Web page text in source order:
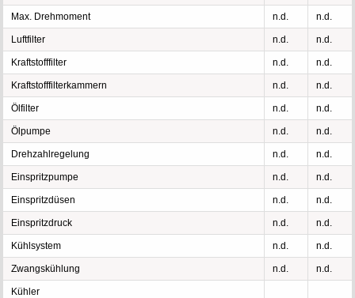
Max. Drehmoment n.d. n.d.
Luftfilter n.d. n.d.
Kraftstofffilter n.d. n.d.
Kraftstofffilterkammern n.d. n.d.
Ölfilter n.d. n.d.
Ölpumpe n.d. n.d.
Drehzahlregelung n.d. n.d.
Einspritzpumpe n.d. n.d.
Einspritzdüsen n.d. n.d.
Einspritzdruck n.d. n.d.
Kühlsystem n.d. n.d.
Zwangskühlung n.d. n.d.
Kühler